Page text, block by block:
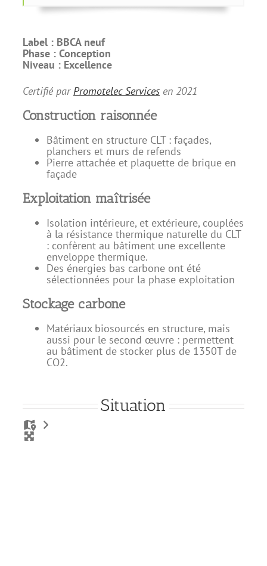
Label : BBCA neuf
Phase : Conception
Niveau : Excellence
Certifié parPromotelec Servicesen 2021
Construction raisonnée
Bâtiment en structure CLT : façades,
planchers et murs de refends
Pierre attachée et plaquette de brique en
façade
Exploitation maîtrisée
Isolation intérieure, et extérieure, couplées
à la résistance thermique naturelle du CLT
: confèrent au bâtiment une excellente
enveloppe thermique.
Des énergies bas carbone ont été
sélectionnées pour la phase exploitation
Stockage carbone
Matériaux biosourcés en structure, mais
aussi pour le second œuvre : permettent
au bâtiment de stocker plus de 1350T de
CO2.
Situation